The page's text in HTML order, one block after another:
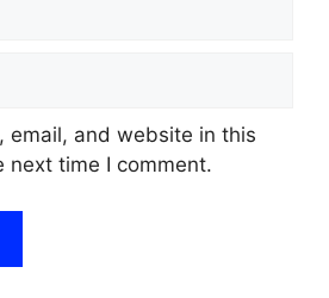
email, and website in this
next time I comment.